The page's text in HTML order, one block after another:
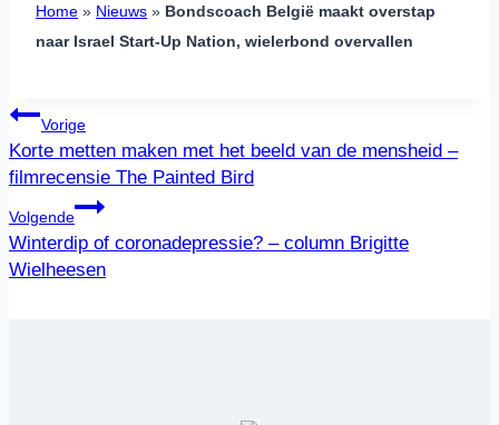
Home » Nieuws » Bondscoach België maakt overstap
naar Israel Start-Up Nation, wielerbond overvallen
Bericht
navigatie
Vorige
Korte metten maken met het beeld van de mensheid –
filmrecensie The Painted Bird
Volgende
Winterdip of coronadepressie? – column Brigitte
Wielheesen